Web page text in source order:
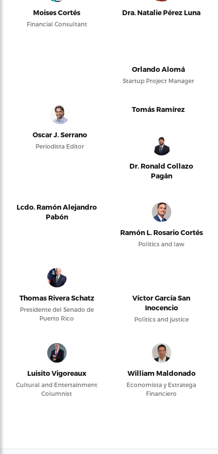
Moises Cortés
Financial Consultant
Dra. Natalie Pérez Luna
Orlando Alomá
Startup Project Manager
Oscar J. Serrano
Periodista Editor
Tomás Ramírez
Dr. Ronald Collazo
Pagán
Lcdo. Ramón Alejandro
Pabón
Ramón L. Rosario Cortés
Politics and law
Thomas Rivera Schatz
Presidente del Senado de
Puerto Rico
Víctor García San
Inocencio
Politics and justice
Luisito Vigoreaux
Cultural and Entertainment
Columnist
William Maldonado
Economista y Estratega
Financiero